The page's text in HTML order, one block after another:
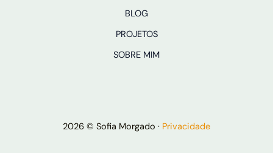
BLOG
PROJETOS
SOBRE MIM
2026 © Sofia Morgado · Privacidade